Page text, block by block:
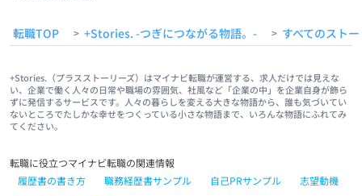
転職TOP > +Stories. -つぎにつながる物語。- > すべてのスト
+Stories.（プラスストーリーズ）はマイナビ転職が運営する、求人だけでは見えな
い、企業で働く人々の日常や職場の雰囲気、社風など「企業の中」を企業自身が飾ら
ずに発信するサービスです。人々の暮らしを変える大きな物語から、誰も気づいてい
ないところでたしかな幸せをつくっている小さな物語まで、いろんな物語にふれてみ
てください。
転職に役立つマイナビ転職の関連情報
履歴書の書き方
職務経歴書サンプル 自己PRサンプル
志望動機